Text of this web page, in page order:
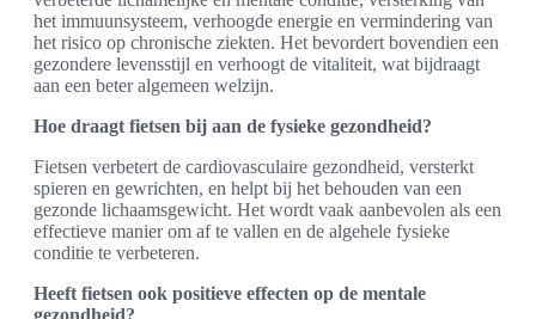
het immuunsysteem, verhoogde energie en vermindering van
het risico op chronische ziekten. Het bevordert bovendien een
gezondere levensstijl en verhoogt de vitaliteit, wat bijdraagt
aan een beter algemeen welzijn.
Hoe draagt fietsen bij aan de fysieke gezondheid?
Fietsen verbetert de cardiovasculaire gezondheid, versterkt
spieren en gewrichten, en helpt bij het behouden van een
gezonde lichaamsgewicht. Het wordt vaak aanbevolen als een
effectieve manier om af te vallen en de algehele fysieke
conditie te verbeteren.
Heeft fietsen ook positieve effecten op de mentale
gezondheid?